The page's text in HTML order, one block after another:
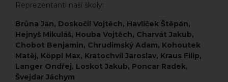
Reprezentanti naší školy:
Brůna Jan, Doskočil Vojtěch, Havlíček Štěpán,
Hejnyš Mikuláš, Houba Vojtěch, Charvát Jakub,
Chobot Benjamin, Chrudimský Adam, Kohoutek
Matěj, Köppl Max, Kratochvíl Jaroslav, Kraus Filip,
Langer Ondřej, Loskot Jakub, Poncar Radek,
Švejdar Jáchym